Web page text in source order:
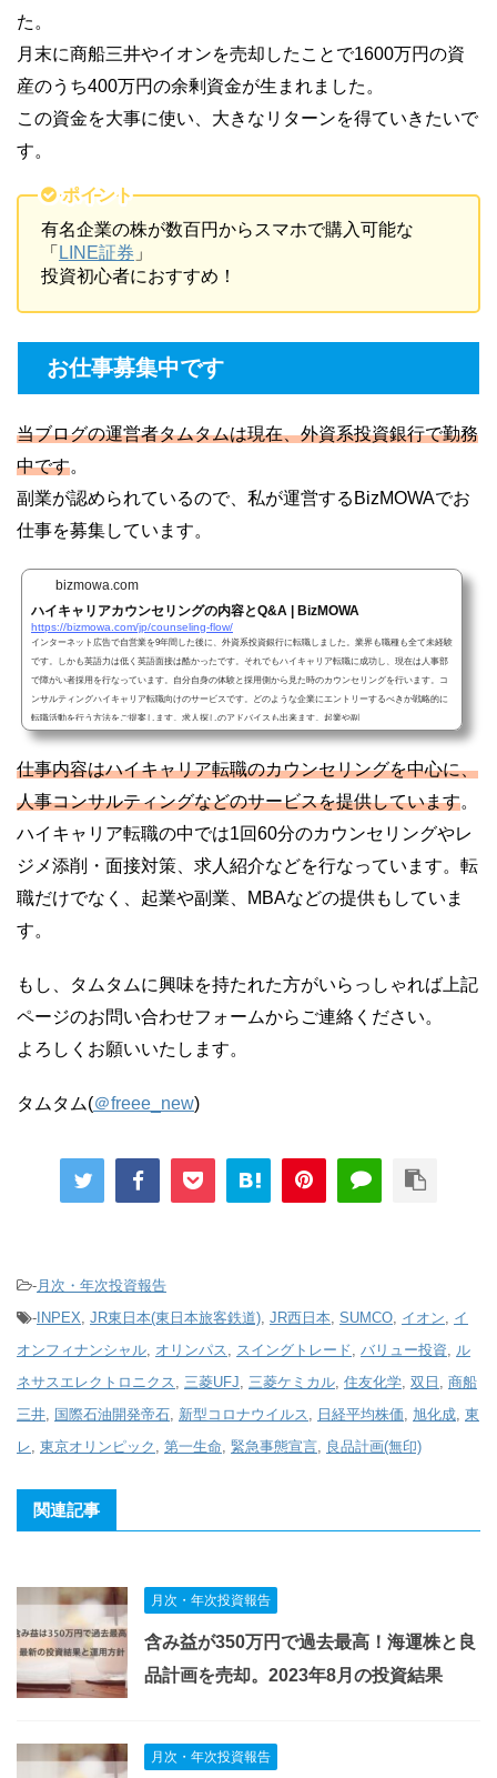
た。
月末に商船三井やイオンを売却したことで1600万円の資
産のうち400万円の余剰資金が生まれました。
この資金を大事に使い、大きなリターンを得ていきたいで
す。
ポイント
有名企業の株が数百円からスマホで購入可能な
「 LINE証券 」
投資初心者におすすめ！
お仕事募集中です
当ブログの運営者タムタムは現在、外資系投資銀行で勤務
中です。
副業が認められているので、私が運営するBizMOWAでお
仕事を募集しています。
bizmowa.com
ハイキャリアカウンセリングの内容とQ&A | BizMOWA
https://bizmowa.com/jp/counseling-flow/
インターネット広告で自営業を9年間した後に、外資系投資銀行に転職しました。業界も職種も全て未経験
です。しかも英語力は低く英語面接は酷かったです。それでもハイキャリア転職に成功し、現在は人事部
で障がい者採用を行なっています。自分自身の体験と採用側から見た時のカウンセリングを行います。コ
ンサルティングハイキャリア転職向けのサービスです。どのような企業にエントリーするべきか戦略的に
転職活動を行う方法をご提案します。求人探しのアドバイスも出来ます。起業や副
仕事内容はハイキャリア転職のカウンセリングを中心に、
人事コンサルティングなどのサービスを提供しています。
ハイキャリア転職の中では1回60分のカウンセリングやレ
ジメ添削・面接対策、求人紹介などを行なっています。転
職だけでなく、起業や副業、MBAなどの提供もしていま
す。
もし、タムタムに興味を持たれた方がいらっしゃれば上記
ページのお問い合わせフォームからご連絡ください。
よろしくお願いいたします。
タムタム(＠freee_new)
- 月次・年次投資報告
- INPEX JR東日本(東日本旅客鉄道) JR西日本 SUMCO イオン
イ
オンフィナンシャル オリンパス スイングトレード バリュー投資
ル
ネサスエレクトロニクス
三菱UFJ 三菱ケミカル 住友化学 双日
商船
三井
国際石油開発帝石 新型コロナウイルス 日経平均株価 旭化成 東
レ 東京オリンピック 第一生命 緊急事態宣言 良品計画(無印)
関連記事
月次・年次投資報告
含み益が350万円で過去最高！海運株と良
品計画を売却。2023年8月の投資結果
月次・年次投資報告